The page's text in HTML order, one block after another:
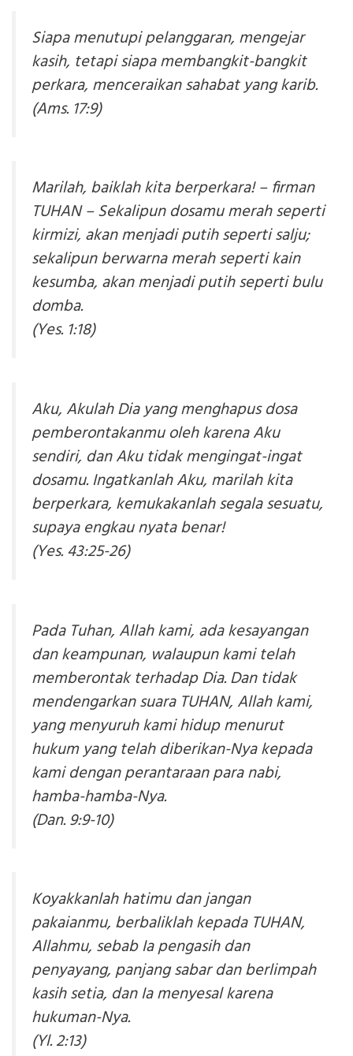
Siapa menutupi pelanggaran, mengejar
kasih, tetapi siapa membangkit-bangkit
perkara, menceraikan sahabat yang karib.
(Ams. 17:9)
Marilah, baiklah kita berperkara! – firman
TUHAN – Sekalipun dosamu merah seperti
kirmizi, akan menjadi putih seperti salju;
sekalipun berwarna merah seperti kain
kesumba, akan menjadi putih seperti bulu
domba.
(Yes. 1:18)
Aku, Akulah Dia yang menghapus dosa
pemberontakanmu oleh karena Aku
sendiri, dan Aku tidak mengingat-ingat
dosamu. Ingatkanlah Aku, marilah kita
berperkara, kemukakanlah segala sesuatu,
supaya engkau nyata benar!
(Yes. 43:25-26)
Pada Tuhan, Allah kami, ada kesayangan
dan keampunan, walaupun kami telah
memberontak terhadap Dia. Dan tidak
mendengarkan suara TUHAN, Allah kami,
yang menyuruh kami hidup menurut
hukum yang telah diberikan-Nya kepada
kami dengan perantaraan para nabi,
hamba-hamba-Nya.
(Dan. 9:9-10)
Koyakkanlah hatimu dan jangan
pakaianmu, berbaliklah kepada TUHAN,
Allahmu, sebab Ia pengasih dan
penyayang, panjang sabar dan berlimpah
kasih setia, dan Ia menyesal karena
hukuman-Nya.
(Yl. 2:13)